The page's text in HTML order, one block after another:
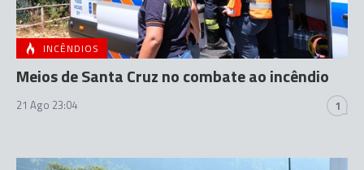
INCÊNDIOS
Meios de Santa Cruz no combate ao incêndio
21 Ago 23:04 1